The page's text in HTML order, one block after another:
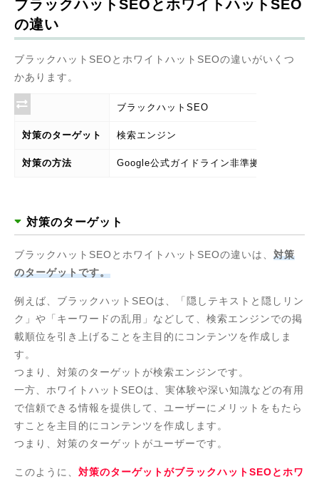
ブラックハットSEOとホワイトハットSEO
の違い
ブラックハットSEOとホワイトハットSEOの違いがいくつ
かあります。
ブラックハットSEO
対策のターゲット 検索エンジン
対策の方法 Google公式ガイドライン非準拠の対策
対策のターゲット
ブラックハットSEOとホワイトハットSEOの違いは、 対策
のターゲットです。
例えば、ブラックハットSEOは、「隠しテキストと隠しリン
ク」や「キーワードの乱用」などして、検索エンジンでの掲
載順位を引き上げることを主目的にコンテンツを作成しま
す。
つまり、対策のターゲットが検索エンジンです。
一方、ホワイトハットSEOは、実体験や深い知識などの有用
で信頼できる情報を提供して、ユーザーにメリットをもたら
すことを主目的にコンテンツを作成します。
つまり、対策のターゲットがユーザーです。
このように、 対策のターゲットがブラックハットSEOとホワ